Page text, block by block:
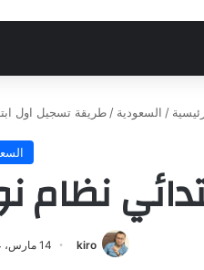
/ السعودية / طريقة تسجيل اول
نظام
kiro 14 مارس، 2024